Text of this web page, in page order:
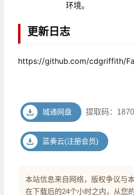
环境。
更新日志
https://github.com/cdgriffith/
城通网盘 提取码：1870
蓝奏云(注册会员)
本站信息来自网络，版权争议与
在下载后的24个小时之内，从您